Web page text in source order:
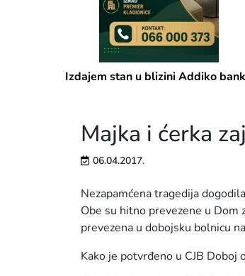
Izdajem stan u blizini Addiko
Majka i ćerka
06.04.2017.
Nezapamćena tragedija
Obe su hitno prevezene u Dom
prevezena u dobojsku bolnicu
Kako je potvrđeno u CJB